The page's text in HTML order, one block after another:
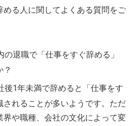
める人に関してよくある質問をご
の退職で「仕事をすぐ辞める」
？
後1年未満で辞めると「仕事をす
されることが多いようです。ただ
界や職種、会社の文化によって変